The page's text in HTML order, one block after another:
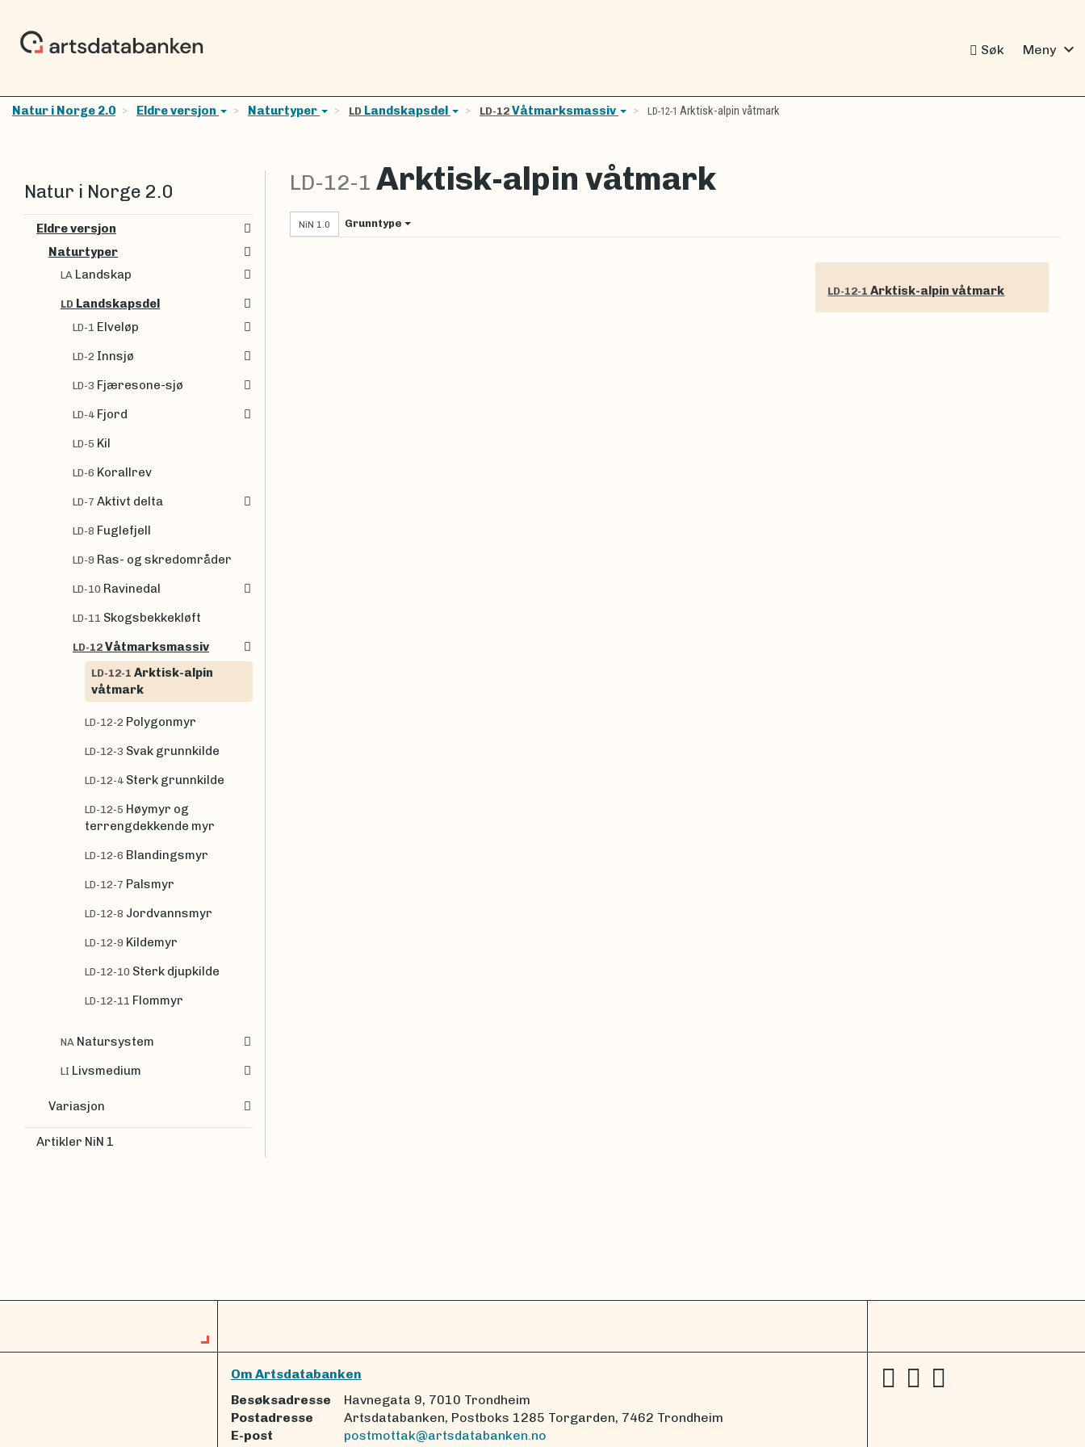
Søk Meny expand_more
Natur i Norge 2.0 Eldre versjon Naturtyper LD Landskapsdel LD-12 Våtmarksmassiv LD-12-1 Arktisk-alpin våtmark
LD-12-1 Arktisk-alpin våtmark
NiN 1.0 Grunntype
LD-12-1Arktisk-alpin våtmark
Natur i Norge 2.0
Eldre versjon
Naturtyper
LA Landskap
LD Landskapsdel
LD-1 Elveløp
LD-2 Innsjø
LD-3 Fjæresone-sjø
LD-4 Fjord
LD-5 Kil
LD-6 Korallrev
LD-7 Aktivt delta
LD-8 Fuglefjell
LD-9 Ras- og skredområder
LD-10 Ravinedal
LD-11 Skogsbekkekløft
LD-12 Våtmarksmassiv
LD-12-1 Arktisk-alpin
våtmark
LD-12-2 Polygonmyr
LD-12-3 Svak grunnkilde
LD-12-4 Sterk grunnkilde
LD-12-5 Høymyr og
terrengdekkende myr
LD-12-6 Blandingsmyr
LD-12-7 Palsmyr
LD-12-8 Jordvannsmyr
LD-12-9 Kildemyr
LD-12-10 Sterk djupkilde
LD-12-11 Flommyr
NA Natursystem
LI Livsmedium
Variasjon
Artikler NiN 1
Om Artsdatabanken
Besøksadresse
Havnegata 9, 7010 Trondheim
Postadresse
Artsdatabanken, Postboks 1285 Torgarden, 7462 Trondheim
E-post
postmottak@artsdatabanken.no